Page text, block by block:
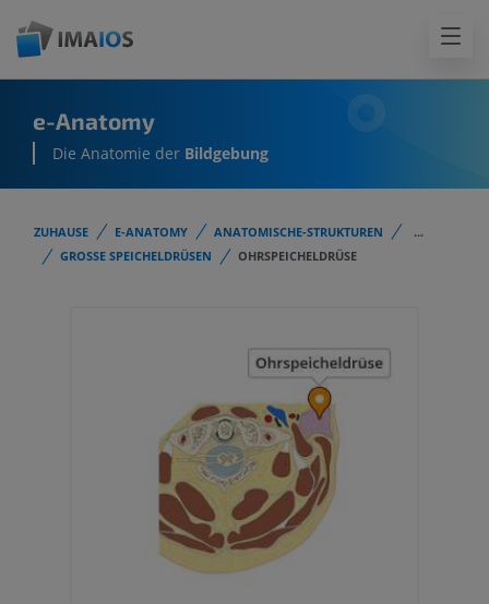
e-Anatomy
Die Anatomie der Bildgebung
ZUHAUSE E-ANATOMY ANATOMISCHE-STRUKTUREN
...
GROSSE SPEICHELDRÜSEN
OHRSPEICHELDRÜSE